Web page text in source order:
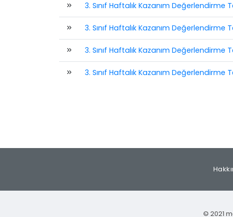
3. Sınıf Haftalık Kazanım Değerlendirme
3. Sınıf Haftalık Kazanım Değerlendirme
3. Sınıf Haftalık Kazanım
3. Sınıf Haftalık Kazanım Değerlendirme
© 2021